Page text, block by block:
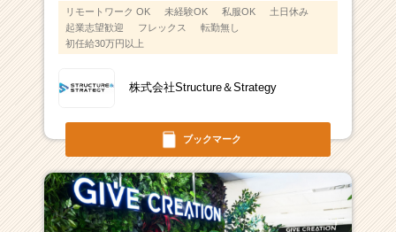
ブックマーク
リモートワーク OK 未経験OK 私服OK
土日休み
起業志望歓迎
フレックス
転勤無し
初任給30万円以上
株式会社Structure＆Strategy